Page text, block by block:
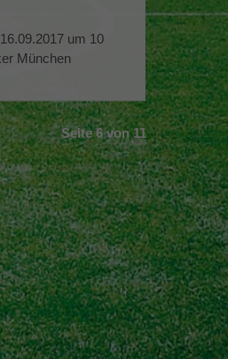
um 10
München
Seite 6 von 11